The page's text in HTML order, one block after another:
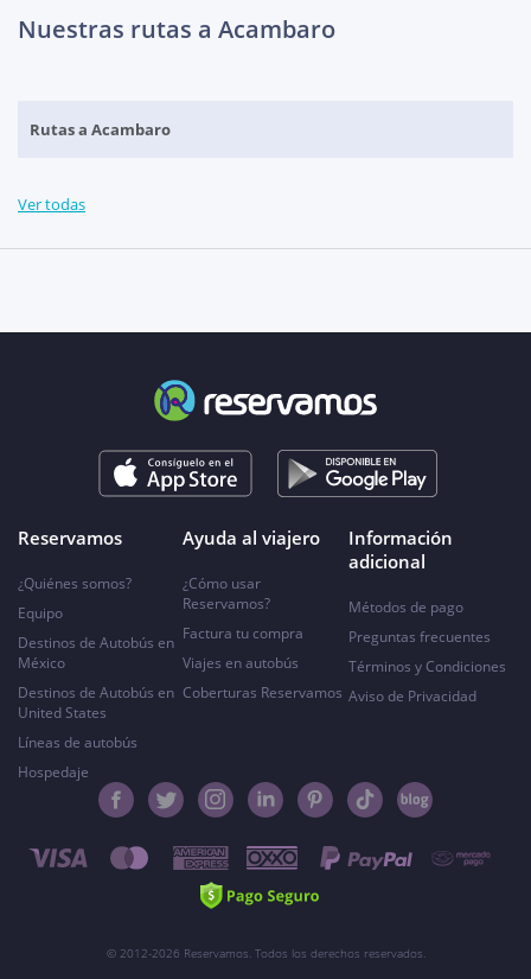
Nuestras rutas a Acambaro
Rutas a Acambaro
Ver todas
Reservamos
¿Quiénes somos?
Equipo
Destinos de Autobús en
México
Destinos de Autobús en
United States
Líneas de autobús
Hospedaje
Ayuda al viajero
¿Cómo usar
Reservamos?
Factura tu compra
Viajes en autobús
Coberturas Reservamos
Información
adicional
Métodos de pago
Preguntas frecuentes
Términos y Condiciones
Aviso de Privacidad
© 2012-2026 Reservamos. Todos los derechos reservados.